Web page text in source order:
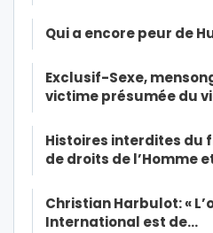
Qui a encore peur de
Exclusif-Sexe,
victime présumée du
Histoires interdites du
de droits de l’Homme
Christian Harbulot: «
International est de…